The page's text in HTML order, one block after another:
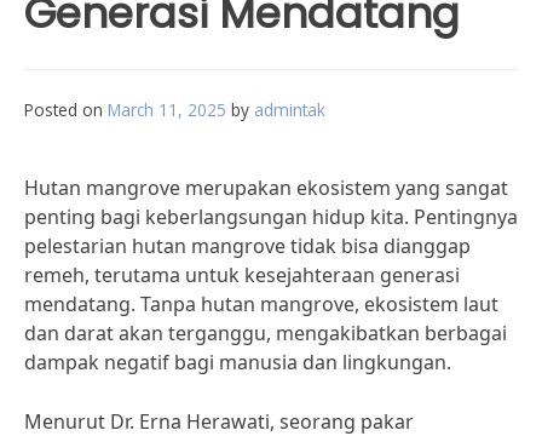
Generasi Mendatang
Posted on March 11, 2025 by admintak
Hutan mangrove merupakan ekosistem yang sangat
penting bagi keberlangsungan hidup kita. Pentingnya
pelestarian hutan mangrove tidak bisa dianggap
remeh, terutama untuk kesejahteraan generasi
mendatang. Tanpa hutan mangrove, ekosistem laut
dan darat akan terganggu, mengakibatkan berbagai
dampak negatif bagi manusia dan lingkungan.
Menurut Dr. Erna Herawati, seorang pakar